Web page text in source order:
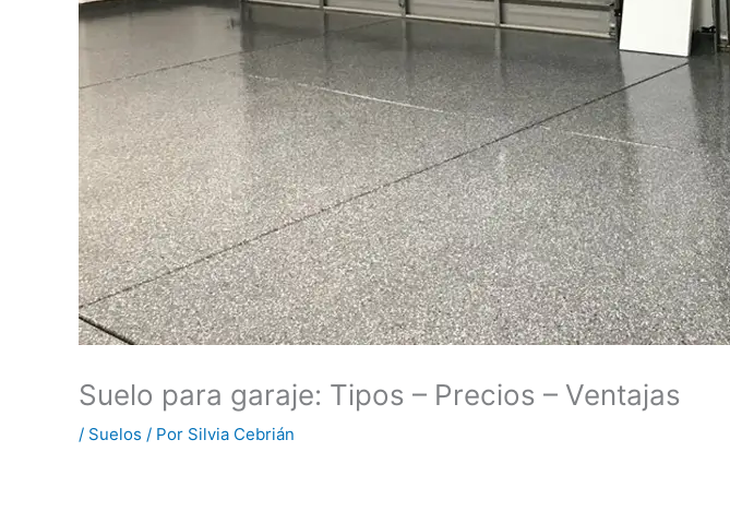
Suelo para garaje: Tipos – Precios – Ventajas
/ Suelos / Por Silvia Cebrián